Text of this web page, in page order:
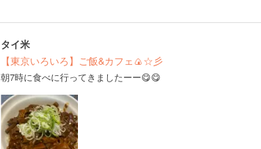
タイ米
【東京いろいろ】ご飯&カフェ🍙☆彡
朝7時に食べに行ってきましたーー😋😋